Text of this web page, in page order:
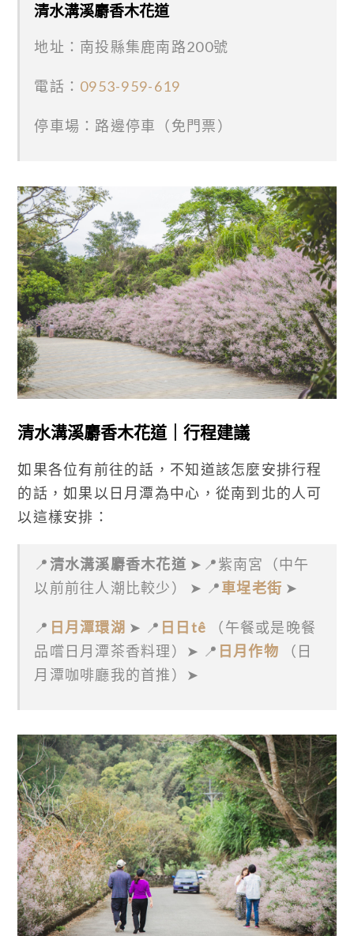
清水溝溪麝香木花道
地址：南投縣集鹿南路200號
電話： 0953-959-619
停車場：路邊停車（免門票）
清水溝溪麝香木花道 ｜行程建議
如果各位有前往的話，不知道該怎麼安排行程
的話，如果以日月潭為中心，從南到北的人可
以這樣安排：
📍 清水溝溪麝香木花道 ➤📍紫南宮（中午
以前前往人潮比較少） ➤ 📍車埕老街 ➤
📍 日月潭環湖 ➤ 📍 日日tê （午餐或是晚餐
品嚐日月潭茶香料理）➤ 📍 日月作物 （日
月潭咖啡廳我的首推）➤